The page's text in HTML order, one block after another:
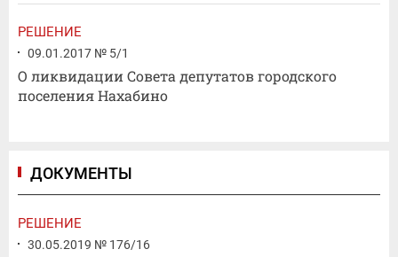
РЕШЕНИЕ
09.01.2017 № 5/1
О ликвидации Совета депутатов городского
поселения Нахабино
ДОКУМЕНТЫ
РЕШЕНИЕ
30.05.2019 № 176/16